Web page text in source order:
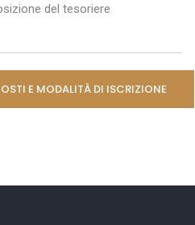
del tesoriere
E MODALITÀ DI ISCRIZIONE